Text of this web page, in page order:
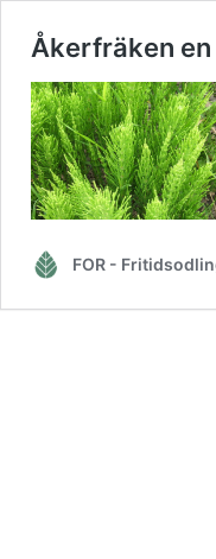
Åkerfräken
FOR -